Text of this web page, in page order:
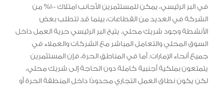
في البر الرئيسي، يمكن للمستثمرين الأجانب امتلاك 100% من
الشركة في العديد من القطاعات، بينما قد تتطلب بعض
الأنشطة وجود شريك محلي. يتيح البر الرئيسي حرية العمل داخل
السوق المحلي والتعامل المباشر مع الشركات والعملاء في
جميع أنحاء الإمارات. أما في المناطق الحرة، فإن المستثمرين
يتمتعون بملكية أجنبية كاملة دون الحاجة إلى شريك محلي،
لكن يكون نطاق العمل التجاري محدودًا داخل المنطقة الحرة أو